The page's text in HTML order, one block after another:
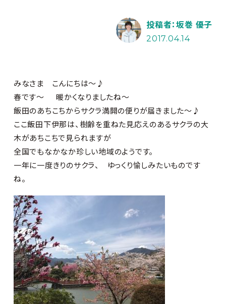
投稿者：坂巻 優子
2017.04.14
みなさま こんにちは～♪
春です～
暖かくなりましたね～
飯田のあちこちからサクラ満開の便りが届きました～♪
ここ飯田下伊那は、樹齢を重ねた見応えのあるサクラの大
木があちこちで見られますが
全国でもなかなか珍しい地域のようです。
一年に一度きりのサクラ、 ゆっくり愉しみたいものです
ね。